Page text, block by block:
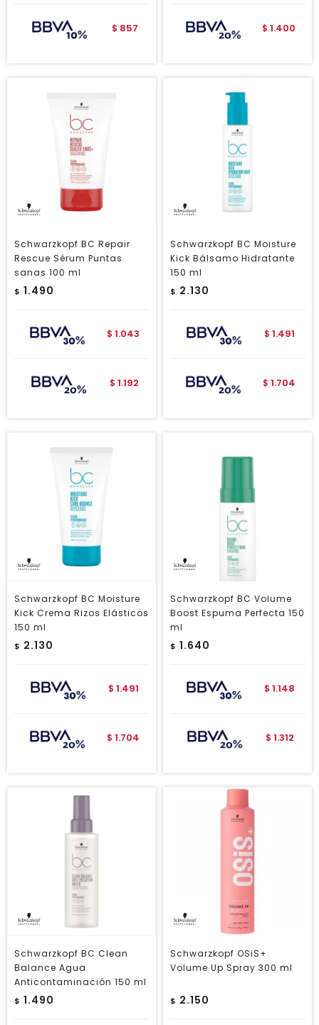
$ 857 $ 1.400
Schwarzkopf BC Repair
Rescue Sérum Puntas
sanas 100 ml
$ 1.490
$ 1.043
$ 1.192
Schwarzkopf BC Moisture
Kick Bálsamo Hidratante
150 ml
$ 2.130
$ 1.491
$ 1.704
Schwarzkopf BC Moisture
Kick Crema Rizos Elásticos
150 ml
$ 2.130
$ 1.491
$ 1.704
Schwarzkopf BC Volume
Boost Espuma Perfecta 150
ml
$ 1.640
$ 1.148
$ 1.312
Schwarzkopf BC Clean
Balance Agua
Anticontaminación 150 ml
$ 1.490
Schwarzkopf OSiS+
Volume Up Spray 300 ml
$ 2.150